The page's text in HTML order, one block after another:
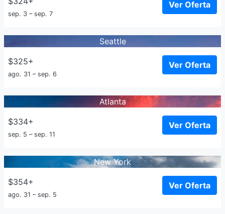
sep. 3 – sep. 7
Ver Oferta
Seattle
$325+
ago. 31 – sep. 6
Ver Oferta
Atlanta
$334+
sep. 5 – sep. 11
Ver Oferta
New York
$354+
ago. 31 – sep. 5
Ver Oferta